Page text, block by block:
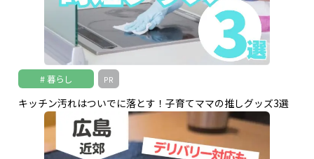
暮らし PR
キッチン汚れはついでに落とす！子育てママの推しグッズ3選